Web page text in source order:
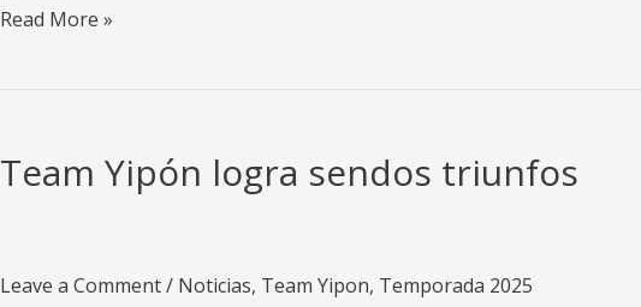
LIDOVI
Tigres
y
por
Read More »
Team Yipón logra sendos triunfos
Leave a Comment/ Noticias, Team Yipon, Temporada 2025